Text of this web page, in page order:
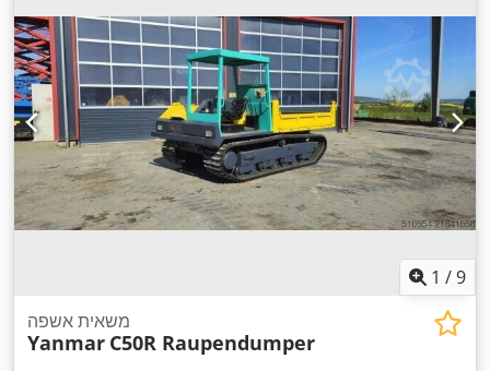
1 /9
משאית אשפה
Yanmar C50R Raupendumper